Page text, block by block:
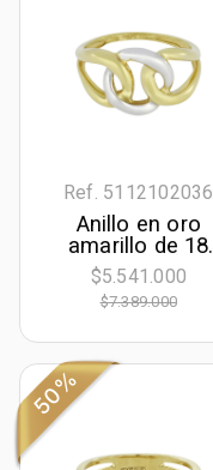
Ref. 5112102036
Anillo en oro
amarillo de 18
Kilates
$5.541.000
$7.389.000
50%